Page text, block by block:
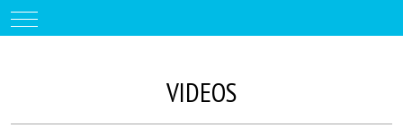
Mobile Menu Toggle
VIDEOS